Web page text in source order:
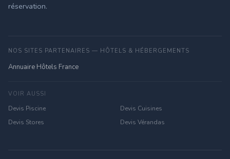
réservation.
NOS SITES PARTENAIRES — HÔTELS & HÉBERGEMENTS
Annuaire Hôtels France
VOIR AUSSI
Devis Piscine
Devis Cuisines
Devis Stores
Devis Vérandas